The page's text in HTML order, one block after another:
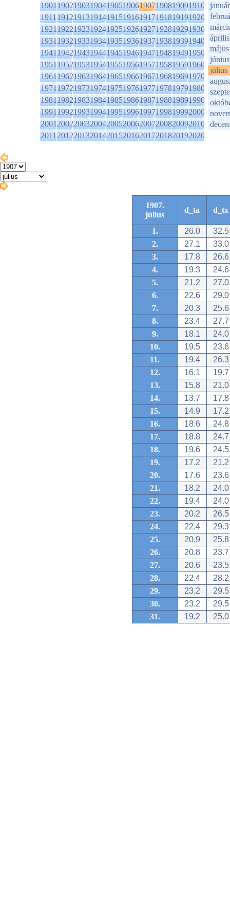
1901190219031904190519061907190819091910
1911191219131914191519161917191819191920
1921192219231924192519261927192819291930
1931193219331934193519361937193819391940
1941194219431944194519461947194819491950
1951195219531954195519561957195819591960
1961196219631964196519661967196819691970
1971197219731974197519761977197819791980
1981198219831984198519861987198819891990
1991199219931994199519961997199819992000
2001200220032004200520062007200820092010
2011201220132014201520162017201820192020
január
április
május
június
július
1907.
július
d_ta d_tx
1. 26.0
32.5
2.
27.1
33.0
3.
17.8
26.6
4.
19.3
24.6
5.
21.2
27.0
6.
22.6
29.0
7.
20.3
25.6
8.
23.4
27.7
9.
18.1
24.0
10.
19.5
23.6
11.
19.4
26.3
12.
16.1
19.7
13.
15.8
21.0
14.
13.7
17.8
15.
14.9
17.2
16.
18.6
24.8
17.
18.8
24.7
18.
19.6
24.5
19.
17.2
21.2
20.
17.6
23.6
21.
18.2
24.0
22.
19.4
24.0
23.
20.2
26.5
24.
22.4
29.3
25.
20.9
25.8
26.
20.8
23.7
27.
20.6
23.5
28.
22.4
28.2
29.
23.2
29.5
30.
23.2
29.5
31.
19.2 25.0